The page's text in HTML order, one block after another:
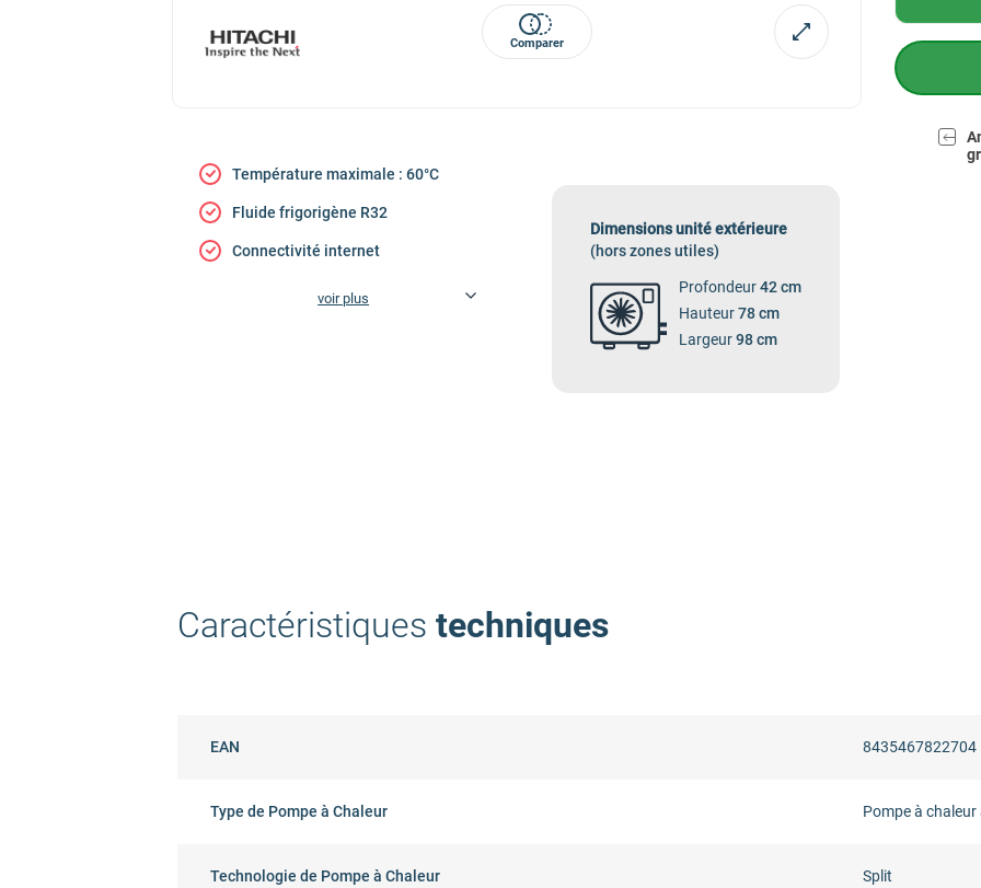
Comparer
Température maximale : 60°C
Fluide frigorigène R32
Connectivité internet
voir plus
Dimensions unité extérieure
(hors zones utiles)
Profondeur42 cm
Hauteur78 cm
Largeur98 cm
Caractéristiques techniques
EAN 8435467822704
Type de Pompe à Chaleur Pompe à
Technologie de Pompe à Chaleur Split